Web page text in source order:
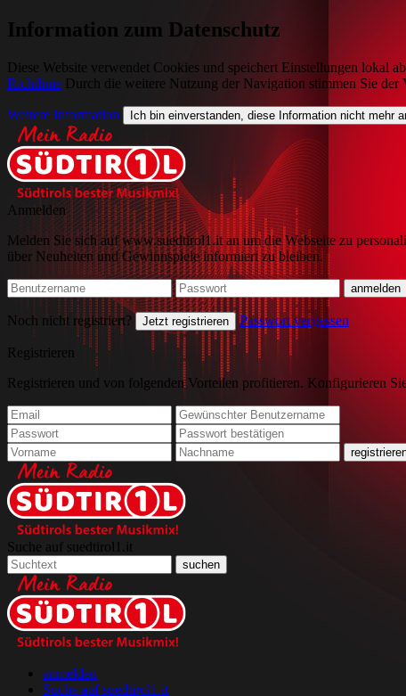
Information zum Datenschutz
Diese Website verwendet Cookies und speichert Einstellungen lokal
Richtlinie Durch die weitere Nutzung der Navigation stimmen Sie
Weitere Information Ich bin einverstanden, diese Information nicht mehr
Anmelden
Melden Sie sich auf www.suedtirol1.it an um die Webseite zu
über Neuheiten und Gewinnspiele informiert zu bleiben.
Noch nicht registriert? Jetzt registrieren Passwort vergessen
Registrieren
Registrieren und von folgenden Vorteilen profitieren. Konfigurieren
Suche auf suedtirol1.it
anmelden
Suche auf suedtirol1.it